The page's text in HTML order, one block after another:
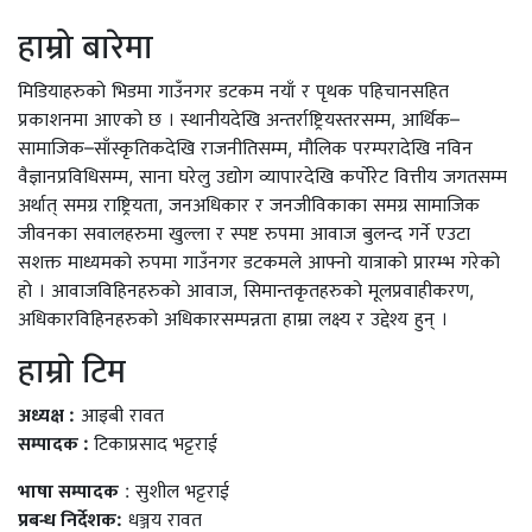
हाम्रो बारेमा
मिडियाहरुको भिडमा गाउँनगर डटकम नयाँ र पृथक पहिचानसहित
प्रकाशनमा आएको छ । स्थानीयदेखि अन्तर्राष्ट्रियस्तरसम्म, आर्थिक–
सामाजिक–साँस्कृतिकदेखि राजनीतिसम्म, मौलिक परम्परादेखि नविन
वैज्ञानप्रविधिसम्म, साना घरेलु उद्योग व्यापारदेखि कर्पोरेट वित्तीय जगतसम्म
अर्थात् समग्र राष्ट्रियता, जनअधिकार र जनजीविकाका समग्र सामाजिक
जीवनका सवालहरुमा खुल्ला र स्पष्ट रुपमा आवाज बुलन्द गर्ने एउटा
सशक्त माध्यमको रुपमा गाउँनगर डटकमले आफ्नो यात्राको प्रारम्भ गरेको
हो । आवाजविहिनहरुको आवाज, सिमान्तकृतहरुको मूलप्रवाहीकरण,
अधिकारविहिनहरुको अधिकारसम्पन्नता हाम्रा लक्ष्य र उद्देश्य हुन् ।
हाम्राे टिम
अध्यक्ष : आइबी रावत
सम्पादक : टिकाप्रसाद भट्टराई
भाषा सम्पादक : सुशील भट्टराई
प्रबन्ध निर्देशक: धञ्जय रावत